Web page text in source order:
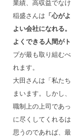
業績、高収益でな
稲盛さんは 「心が
よい会社になれる
よくできる人間が
プが最も取り組む
れます。
大田さんは「私た
まいます。しかし
職制上の上司であ
に尽くしてくれる
思うのであれば、